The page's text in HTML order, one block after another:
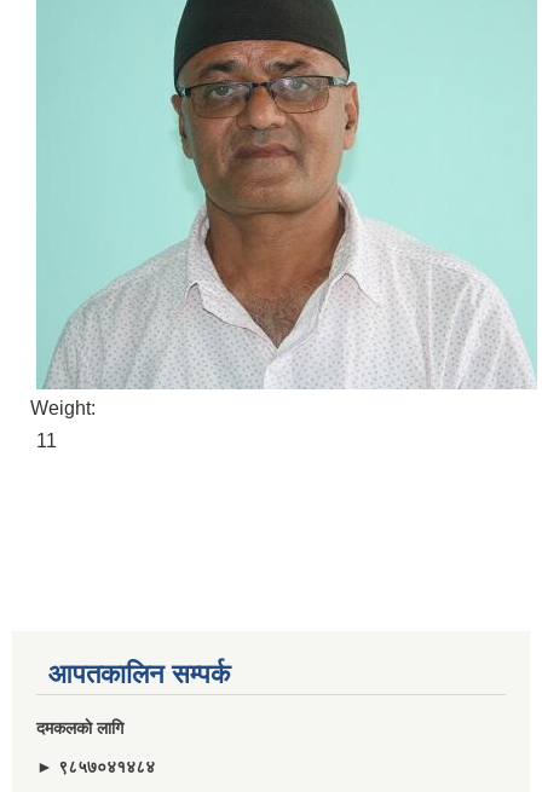
Weight:
11
आपतकालिन सम्पर्क
दमकलकाे लागि
► ९८५७०४१४८४